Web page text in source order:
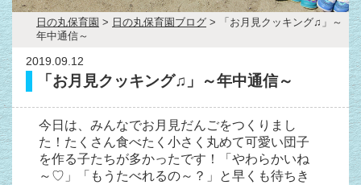
日の丸保育園 > 日の丸保育園ブログ >
「お月見クッキング♫」～
年中通信～
2019.09.12
「お月見クッキング♫」～年中通信～
今日は、みんなでお月見だんごをつくりまし
た！たくさん食べたく小さく丸めて可愛い団子
を作る子たちが多かったです！「やわらかいね
～♡」「もうたべれるの～？」と早くも待ちき